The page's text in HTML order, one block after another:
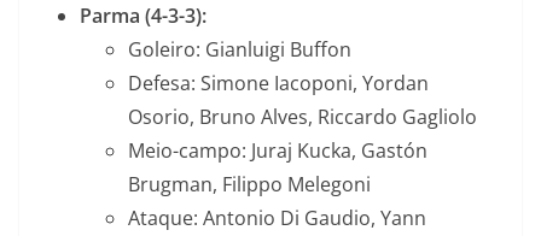
Parma (4-3-3):
Goleiro: Gianluigi Buffon
Defesa: Simone Iacoponi, Yordan
Osorio, Bruno Alves, Riccardo Gagliolo
Meio-campo: Juraj Kucka, Gastón
Brugman, Filippo Melegoni
Ataque: Antonio Di Gaudio, Yann